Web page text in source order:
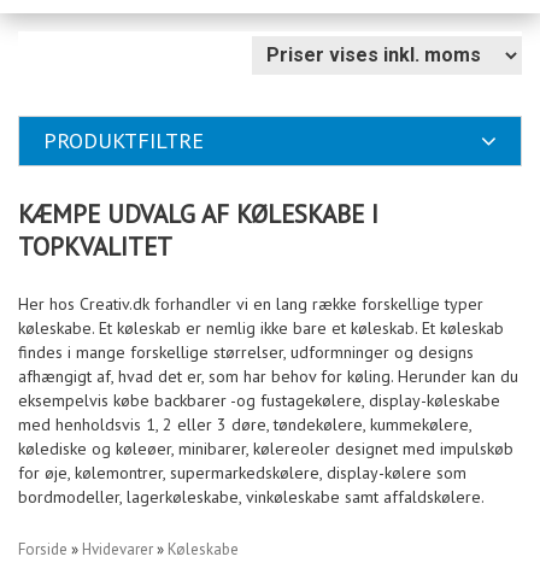
PRODUKTFILTRE
KÆMPE UDVALG AF KØLESKABE I
TOPKVALITET
Her hos Creativ.dk forhandler vi en lang række forskellige typer
køleskabe. Et køleskab er nemlig ikke bare et køleskab. Et køleskab
findes i mange forskellige størrelser, udformninger og designs
afhængigt af, hvad det er, som har behov for køling. Herunder kan du
eksempelvis købe backbarer -og fustagekølere, display-køleskabe
med henholdsvis 1, 2 eller 3 døre, tøndekølere, kummekølere,
kølediske og køleøer, minibarer, kølereoler designet med impulskøb
for øje, kølemontrer, supermarkedskølere, display-kølere som
bordmodeller, lagerkøleskabe, vinkøleskabe samt affaldskølere.
Forside » Hvidevarer» Køleskabe